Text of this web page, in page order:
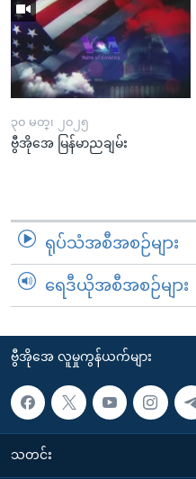
၃၀ မတ္၊ ၂၀၂၅
ဗွီအိုအေ မြန်မာညချမ်း
ရုပ်သံအစီအစဉ်များ
ရေဒီယိုအစီအစဉ်များ
ဗွီအိုအေ လူမှုကွန်ယက်များ
သတင်း